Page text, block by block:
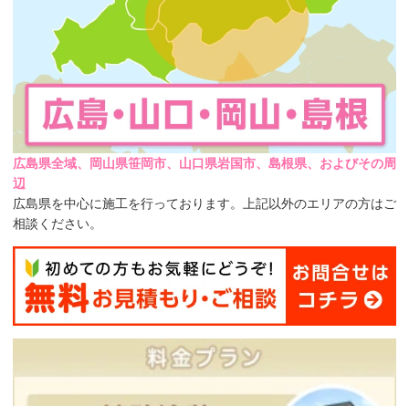
広島県全域、岡山県笹岡市、山口県岩国市、島根県、およびその周
辺
広島県を中心に施工を行っております。上記以外のエリアの方はご
相談ください。